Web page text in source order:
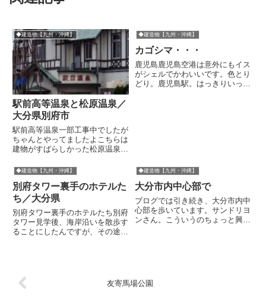
◆建造物【九州・沖縄】
駅前高等温泉と松原温泉／
大分県別府市
駅前高等温泉一部工事中でしたが
ちゃんとやってましたよこちらは
建物がすばらしかった松原温泉。
図だ!アップ
◆建造物【九州・沖縄】
カゴシマ・・・
鹿児島鹿児島空港は意外にもイス
がシェルでかわいいです。色とり
どり。鹿児島駅。はっきりいって
◆建造物【九州・沖縄】
別府タワー裏手のホテルた
ち／大分県
別府タワー裏手のホテルたち別府
タワー見学後、海岸沿いを散歩す
ることにしたんですが、その途中
るだけでもテンションがあがる
私...
◆建造物【九州・沖縄】
大分市内中心部で
ブログでは引き続き、大分市内中
心部を歩いています。サンドリヨ
ンさん。こういうのちょっと興味
友寄馬場公園